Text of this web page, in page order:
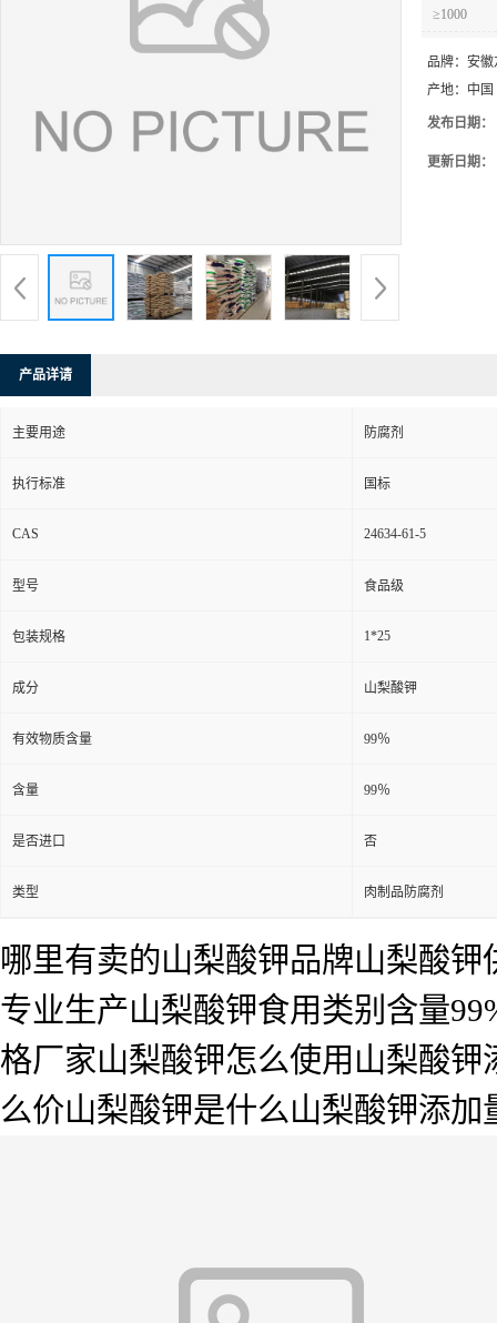
≥1000
品牌： 安徽
产地： 中国
发布日期：
更新日期：
产品详请
主要用途 防腐剂
执行标准 国标
CAS 24634-61-5
型号 食品级
包装规格 1*25
成分 山梨酸钾
有效物质含量 99％
含量 99％
是否进口 否
类型 肉制品防腐剂
哪里有卖的山梨酸钾品牌山梨酸
专业生产山梨酸钾食用类别含量
格厂家山梨酸钾怎么使用山梨酸
么价山梨酸钾是什么山梨酸钾添